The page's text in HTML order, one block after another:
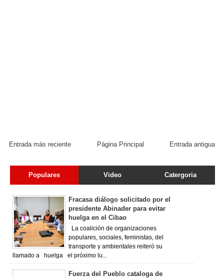
Entrada más reciente Entrada antigua
Página Principal
Populares Video Catergoria
Fracasa diálogo solicitado por el
presidente Abinader para evitar
huelga en el Cibao
La coalición de organizaciones
populares, sociales, feministas, del
transporte y ambientales reiteró su
llamado a huelga el próximo lu...
Fuerza del Pueblo cataloga de